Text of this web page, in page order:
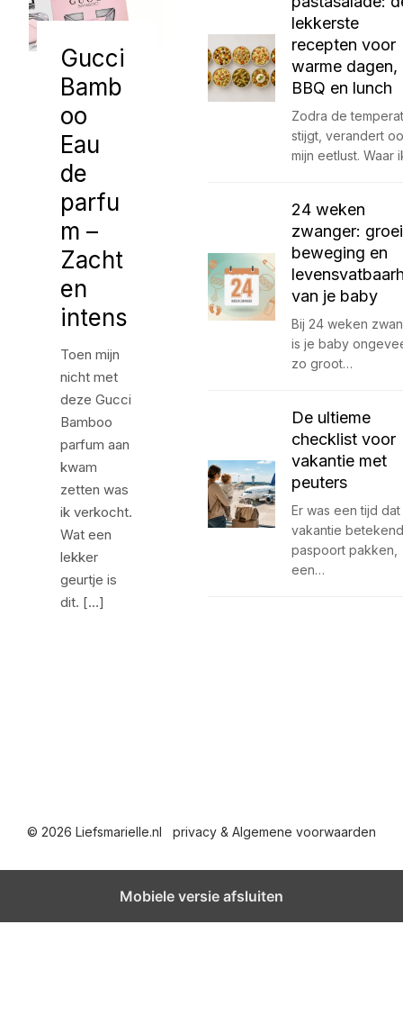
Gucci
Bamb
oo
Eau
de
parfu
m –
Zacht
en
intens
Toen mijn
nicht met
deze Gucci
Bamboo
parfum aan
kwam
zetten was
ik verkocht.
Wat een
lekker
geurtje is
dit. […]
lekkerste
recepten voor
warme dagen,
BBQ en lunch
Zodra de
stijgt, verandert
mijn eetlust. Waar
24 weken
zwanger:
beweging en
van je baby
Bij 24 weken
is je baby
zo groot…
De ultieme
checklist voor
vakantie met
peuters
Er was een tijd dat
vakantie
paspoort pakken,
een…
© 2026 Liefsmarielle.nl privacy & Algemene voorwaarden
Mobiele versie afsluiten